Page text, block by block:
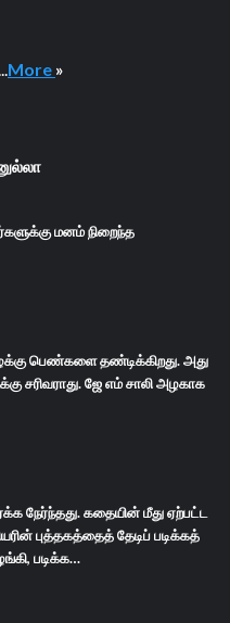
More »
மனம் நிறைந்த
பெண்களை தண்டிக்கிறது. அது
சரிவராது. ஜே எம் சாலி அழகாக
நேர்ந்தது. கதையின் மீது ஏற்பட்ட
புத்தகத்தைத் தேடிப் படிக்கத்
படிக்க…